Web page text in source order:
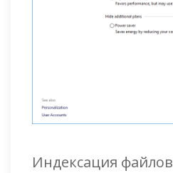
Индексация файлов